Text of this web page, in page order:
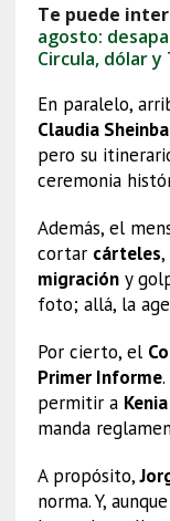
Te puede
agosto:
Circula, dólar y
En paralelo,
Claudia
pero su
ceremonia
Además, el
cortar cárteles
migracióny
foto; allá, la
Por cierto, el
Primer Informe
permitir a
manda
A propósito,
norma. Y,